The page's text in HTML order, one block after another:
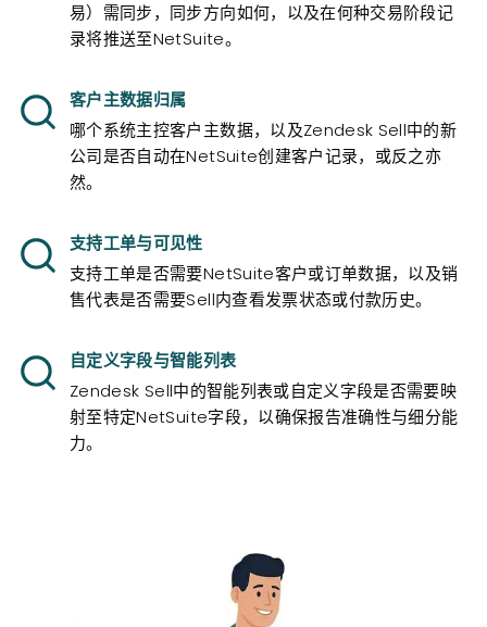
易）需同步，同步方向如何，以及在何种交易阶段记
录将推送至NetSuite。
客户主数据归属
哪个系统主控客户主数据，以及Zendesk Sell中的新
公司是否自动在NetSuite创建客户记录，或反之亦
然。
支持工单与可见性
支持工单是否需要NetSuite客户或订单数据，以及销
售代表是否需要Sell内查看发票状态或付款历史。
自定义字段与智能列表
Zendesk Sell中的智能列表或自定义字段是否需要映
射至特定NetSuite字段，以确保报告准确性与细分能
力。